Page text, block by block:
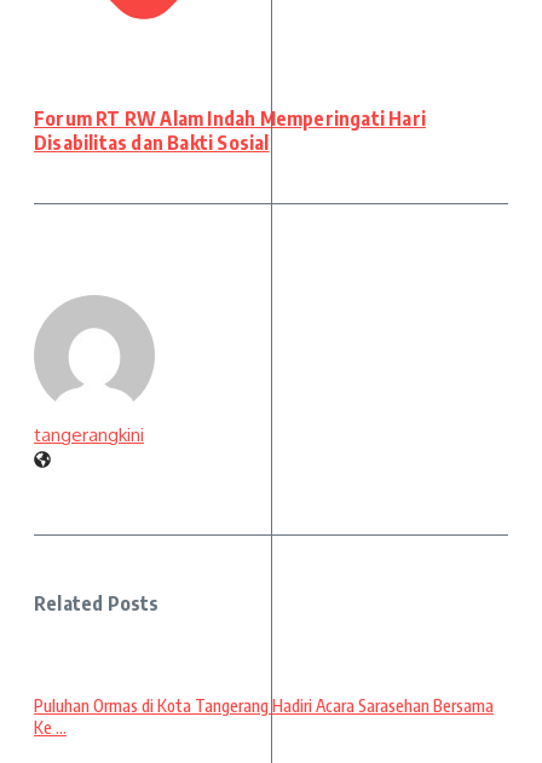
Forum RT RW Alam Indah Memperingati Hari
Disabilitas dan Bakti Sosial
tangerangkini
Related Posts
Puluhan Ormas di Kota Tangerang Hadiri Acara Sarasehan Bersama
Ke ...